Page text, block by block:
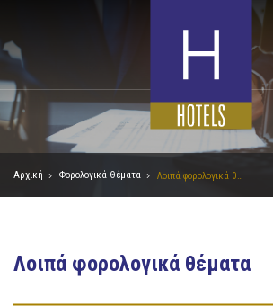
Αρχική Φορολογικά Θέματα
Λοιπά φορολογικά θέματα